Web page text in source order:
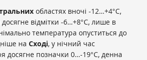
областях вночі -12…+4°С,
відмітки -6…+8°С, лише в
температура опуститься до
на Сході, у нічний час
досягне позначки 0…-19°С, денна